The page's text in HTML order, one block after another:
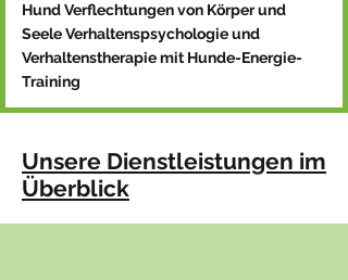
Hund Verflechtungen von Körper und
Seele Verhaltenspsychologie und
Verhaltenstherapie mit Hunde-Energie-
Training
Unsere Dienstleistungen im
Überblick